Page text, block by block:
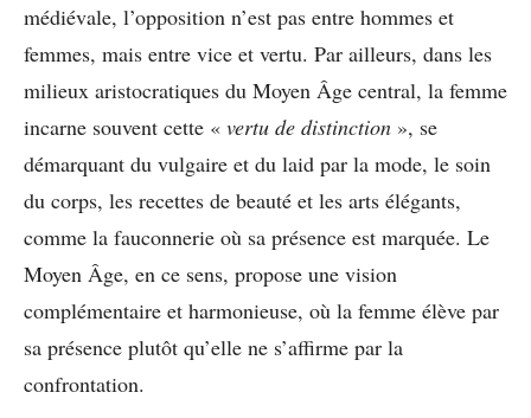
médiévale, l’opposition n’est pas entre hommes et
femmes, mais entre vice et vertu. Par ailleurs, dans les
milieux aristocratiques du Moyen Âge central, la femme
incarne souvent cette « vertu de distinction », se
démarquant du vulgaire et du laid par la mode, le soin
du corps, les recettes de beauté et les arts élégants,
comme la fauconnerie où sa présence est marquée. Le
Moyen Âge, en ce sens, propose une vision
complémentaire et harmonieuse, où la femme élève par
sa présence plutôt qu’elle ne s’affirme par la
confrontation.